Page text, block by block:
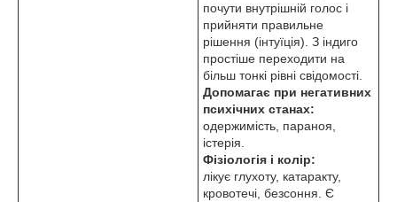
почути внутрішній голос і
прийняти правильне
рішення (інтуїція). З індиго
простіше переходити на
більш тонкі рівні свідомості.
Допомагає при негативних
психічних станах:
одержимість, параноя,
істерія.
Фізіологія і колір:
лікує глухоту, катаракту,
кровотечі, безсоння. Є